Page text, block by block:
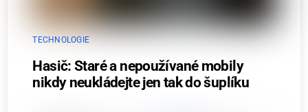
TECHNOLOGIE
Hasič: Staré a nepoužívané mobily
nikdy neukládejte jen tak do šuplíku